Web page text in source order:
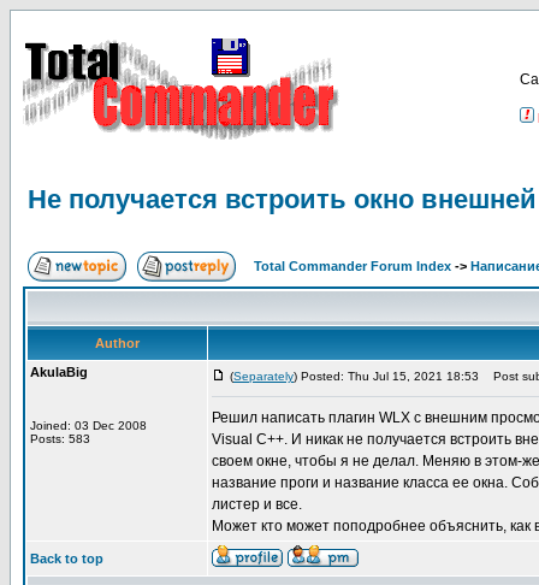
Не получается встроить окно
Total Commander Forum Index ->
Author
AkulaBig
Joined: 03 Dec 2008
Posts: 583
(Separately) Posted: Thu Jul 15, 2021 18:53 Post
Решил написать плагин WLX с внешним
Visual C++. И никак не получается встроить
своем окне, чтобы я не делал. Меняю в этом-
название проги и название класса ее окна.
листер и все.
Может кто может поподробнее объяснить, как
Back to top